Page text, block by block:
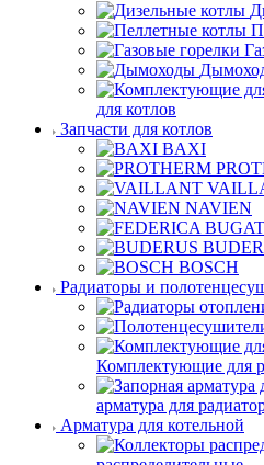
для котлов
Запчасти для котлов
BAXI
NAVIEN
BOSCH
Радиаторы и
Комплектующие для
арматура для
Арматура для котельной